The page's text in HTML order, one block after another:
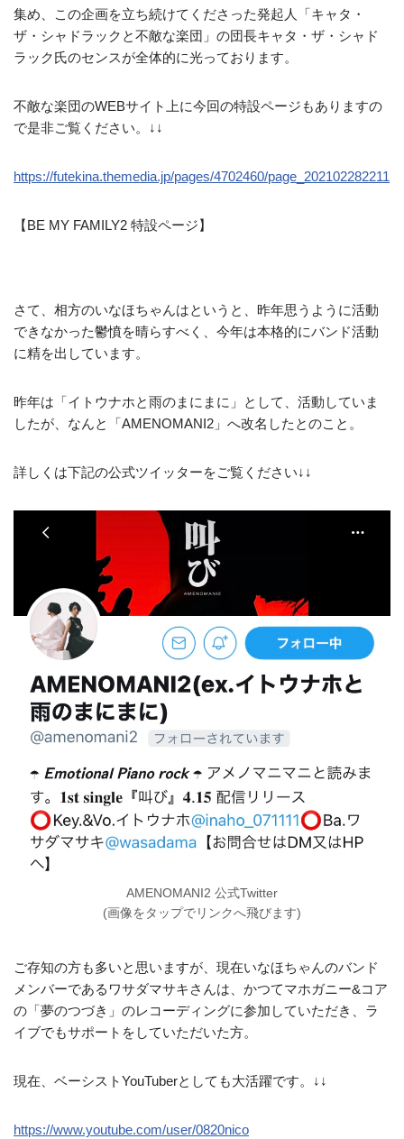
集め、この企画を立ち続けてくださった発起人「キャタ・
ザ・シャドラックと不敵な楽団」の団長キャタ・ザ・シャド
ラック氏のセンスが全体的に光っております。
不敵な楽団のWEBサイト上に今回の特設ページもありますの
で是非ご覧ください。↓↓
https://futekina.themedia.jp/pages/4702460/page_202102282211
【BE MY FAMILY2 特設ページ】
さて、相方のいなほちゃんはというと、昨年思うように活動
できなかった鬱憤を晴らすべく、今年は本格的にバンド活動
に精を出しています。
昨年は「イトウナホと雨のまにまに」として、活動していま
したが、なんと「AMENOMANI2」へ改名したとのこと。
詳しくは下記の公式ツイッターをご覧ください↓↓
AMENOMANI2 公式Twitter
(画像をタップでリンクへ飛びます)
ご存知の方も多いと思いますが、現在いなほちゃんのバンド
メンバーであるワサダマサキさんは、かつてマホガニー&コア
の「夢のつづき」のレコーディングに参加していただき、ラ
イブでもサポートをしていただいた方。
現在、ベーシストYouTuberとしても大活躍です。↓↓
https://www.youtube.com/user/0820nico